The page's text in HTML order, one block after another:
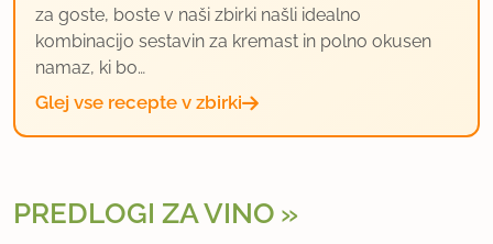
za goste, boste v naši zbirki našli idealno
kombinacijo sestavin za kremast in polno okusen
namaz, ki bo…
Glej vse recepte v zbirki
PREDLOGI ZA VINO